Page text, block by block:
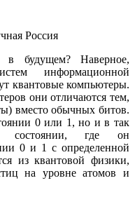
Россия
будущем? Наверное,
информационной
квантовые компьютеры.
они отличаются тем,
вместо обычных битов.
0 или 1, но и в так
состоянии, где он
0 и 1 с определенной
из квантовой физики,
на уровне атомов и